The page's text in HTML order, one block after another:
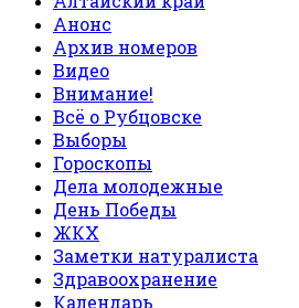
Анонс
Архив номеров
Видео
Внимание!
Всё о Рубцовске
Выборы
Гороскопы
Дела молодежные
День Победы
ЖКХ
Заметки натуралиста
Здравоохранение
Календарь